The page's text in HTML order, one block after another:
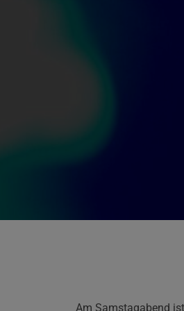
Am Samstagabend